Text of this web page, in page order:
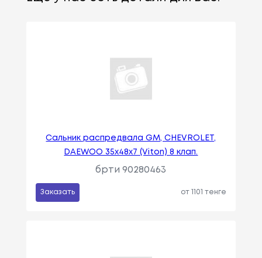
Сальник распредвала GM, CHEVROLET,
DAEWOO 35х48х7 (Viton) 8 клап.
брти 90280463
Заказать от 1101 тенге